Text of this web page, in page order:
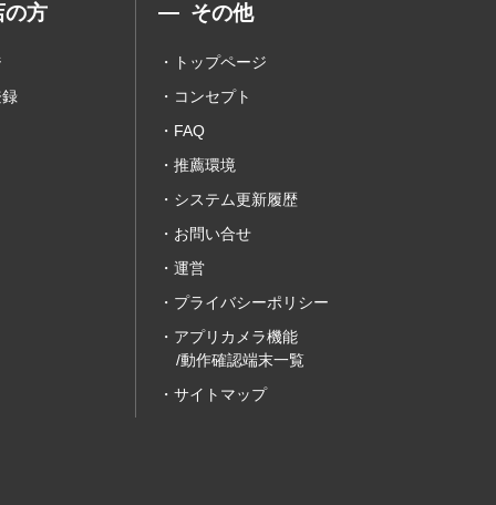
の方 その他
トップページ
コンセプト
FAQ
推薦環境
システム更新履歴
お問い合せ
運営
プライバシーポリシー
アプリカメラ機能
/動作確認端末一覧
サイトマップ